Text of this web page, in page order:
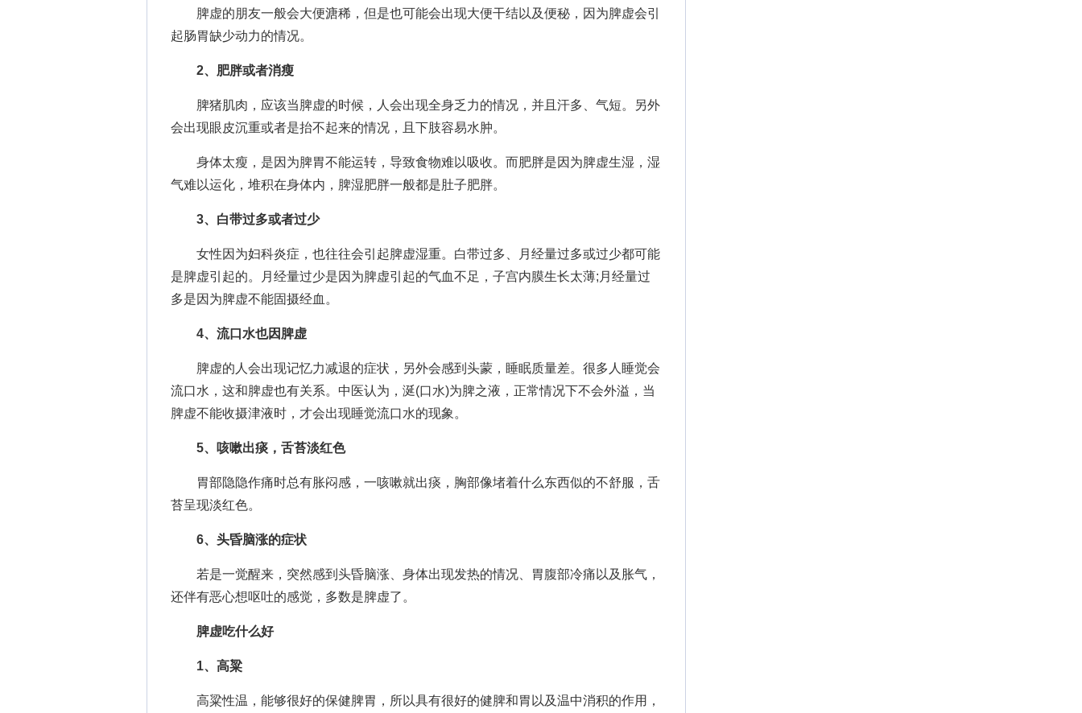
脾虚的朋友一般会大便溏稀，但是也可能会出现大便干结以及便秘，因为脾虚会引
起肠胃缺少动力的情况。
2、肥胖或者消瘦
脾猪肌肉，应该当脾虚的时候，人会出现全身乏力的情况，并且汗多、气短。另外
会出现眼皮沉重或者是抬不起来的情况，且下肢容易水肿。
身体太瘦，是因为脾胃不能运转，导致食物难以吸收。而肥胖是因为脾虚生湿，湿
气难以运化，堆积在身体内，脾湿肥胖一般都是肚子肥胖。
3、白带过多或者过少
女性因为妇科炎症，也往往会引起脾虚湿重。白带过多、月经量过多或过少都可能
是脾虚引起的。月经量过少是因为脾虚引起的气血不足，子宫内膜生长太薄;月经量过
多是因为脾虚不能固摄经血。
4、流口水也因脾虚
脾虚的人会出现记忆力减退的症状，另外会感到头蒙，睡眠质量差。很多人睡觉会
流口水，这和脾虚也有关系。中医认为，涎(口水)为脾之液，正常情况下不会外溢，当
脾虚不能收摄津液时，才会出现睡觉流口水的现象。
5、咳嗽出痰，舌苔淡红色
胃部隐隐作痛时总有胀闷感，一咳嗽就出痰，胸部像堵着什么东西似的不舒服，舌
苔呈现淡红色。
6、头昏脑涨的症状
若是一觉醒来，突然感到头昏脑涨、身体出现发热的情况、胃腹部冷痛以及胀气，
还伴有恶心想呕吐的感觉，多数是脾虚了。
脾虚吃什么好
1、高粱
高粱性温，能够很好的保健脾胃，所以具有很好的健脾和胃以及温中消积的作用，